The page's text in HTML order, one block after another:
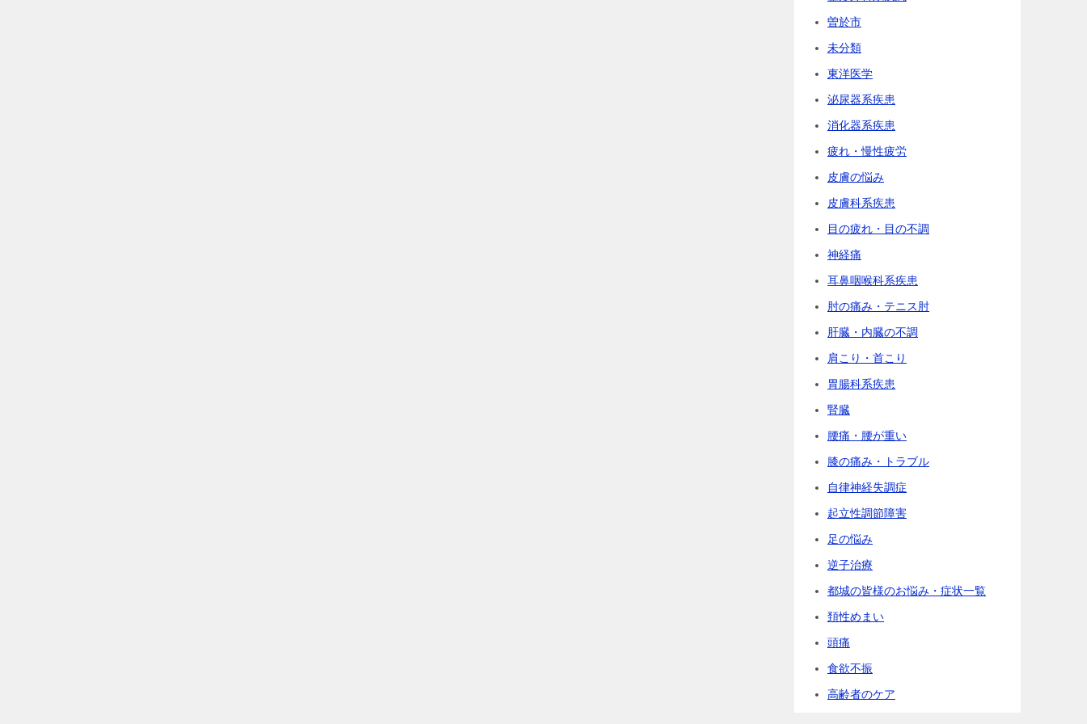
曽於市
未分類
東洋医学
泌尿器系疾患
消化器系疾患
疲れ・慢性疲労
皮膚の悩み
皮膚科系疾患
目の疲れ・目の不調
神経痛
耳鼻咽喉科系疾患
肘の痛み・テニス肘
肝臓・内臓の不調
肩こり・首こり
胃腸科系疾患
腎臓
腰痛・腰が重い
膝の痛み・トラブル
自律神経失調症
起立性調節障害
足の悩み
逆子治療
都城の皆様のお悩み・症状一覧
頚性めまい
頭痛
食欲不振
高齢者のケア